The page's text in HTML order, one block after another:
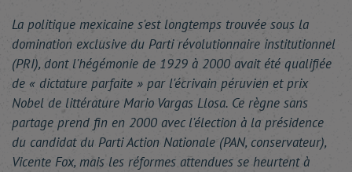
La politique mexicaine s'est longtemps trouvée sous la
domination exclusive du Parti révolutionnaire institutionnel
(PRI), dont l'hégémonie de 1929 à 2000 avait été qualifiée
de « dictature parfaite » par l'écrivain péruvien et prix
Nobel de littérature Mario Vargas Llosa. Ce règne sans
partage prend fin en 2000 avec l'élection à la présidence
du candidat du Parti Action Nationale (PAN, conservateur),
Vicente Fox, mais les réformes attendues se heurtent à